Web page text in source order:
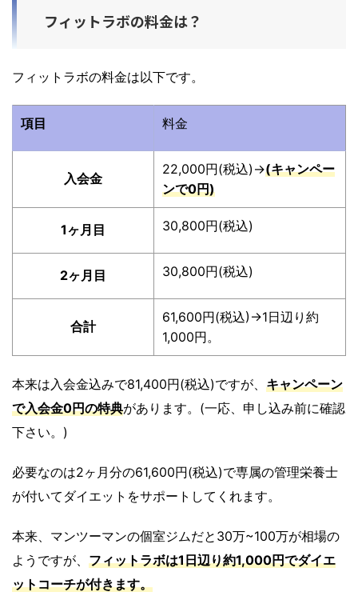
フィットラボの料金は？
フィットラボの料金は以下です。
項目 料金
入会金
22,000円(税込)→(キャンペー
ンで0円)
1ヶ月目 30,800円(税込)
2ヶ月目 30,800円(税込)
合計
61,600円(税込)→1日辺り約
1,000円。
本来は入会金込みで81,400円(税込)ですが、 キャンペーン
で入会金0円の特典があります。(一応、申し込み前に確認
下さい。)
必要なのは2ヶ月分の61,600円(税込)で専属の管理栄養士
が付いてダイエットをサポートしてくれます。
本来、マンツーマンの個室ジムだと30万~100万が相場の
ようですが、 フィットラボは1日辺り約1,000円でダイエ
ットコーチが付きます。